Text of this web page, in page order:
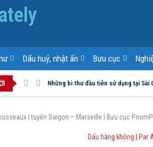
Dấu huỷ, nhật ấn Bưu cục
Những bì thư đầu tiên sử dụng tại Sài
| tuyến Saigon – Marseille | Bưu cục
Dấu hàng không | Par